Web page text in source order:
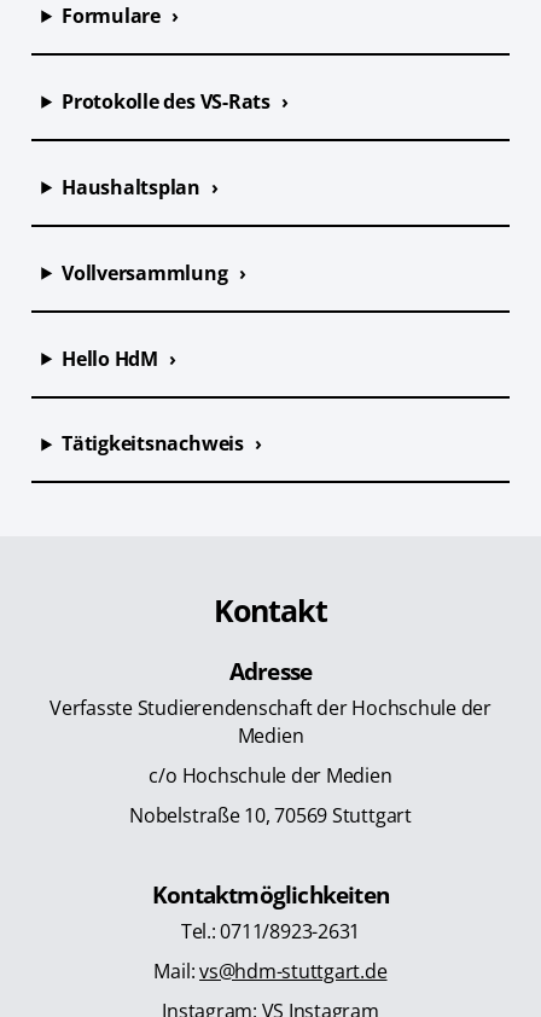
Formulare
Protokolle des VS-Rats
Haushaltsplan
Vollversammlung
Hello HdM
Tätigkeitsnachweis
Kontakt
Adresse
Verfasste Studierendenschaft der Hochschule der
Medien
c/o Hochschule der Medien
Nobelstraße 10, 70569 Stuttgart
Kontaktmöglichkeiten
Tel.: 0711/8923-2631
Mail:vs@hdm-stuttgart.de
Instagram: VS Instagram